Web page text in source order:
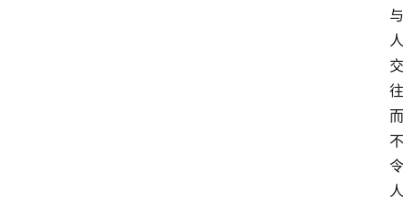
与
人
交
往
而
不
令
人